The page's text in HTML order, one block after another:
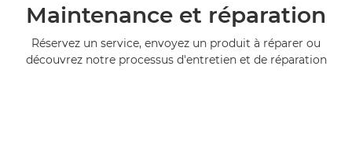
Maintenance et réparation
Réservez un service, envoyez un produit à réparer ou
découvrez notre processus d'entretien et de réparation